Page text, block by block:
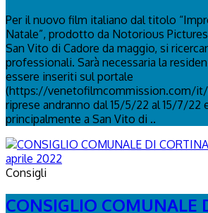
Per il nuovo film italiano dal titolo
Natale”, prodotto da Notorious
San Vito di Cadore da maggio, si
professionali. Sarà necessaria la
essere inseriti sul portale
(https://venetofilmcommission.com/
riprese andranno dal 15/5/22 al 15/7/22
principalmente a San Vito di ..
Consigli
CONSIGLIO COMUNALE